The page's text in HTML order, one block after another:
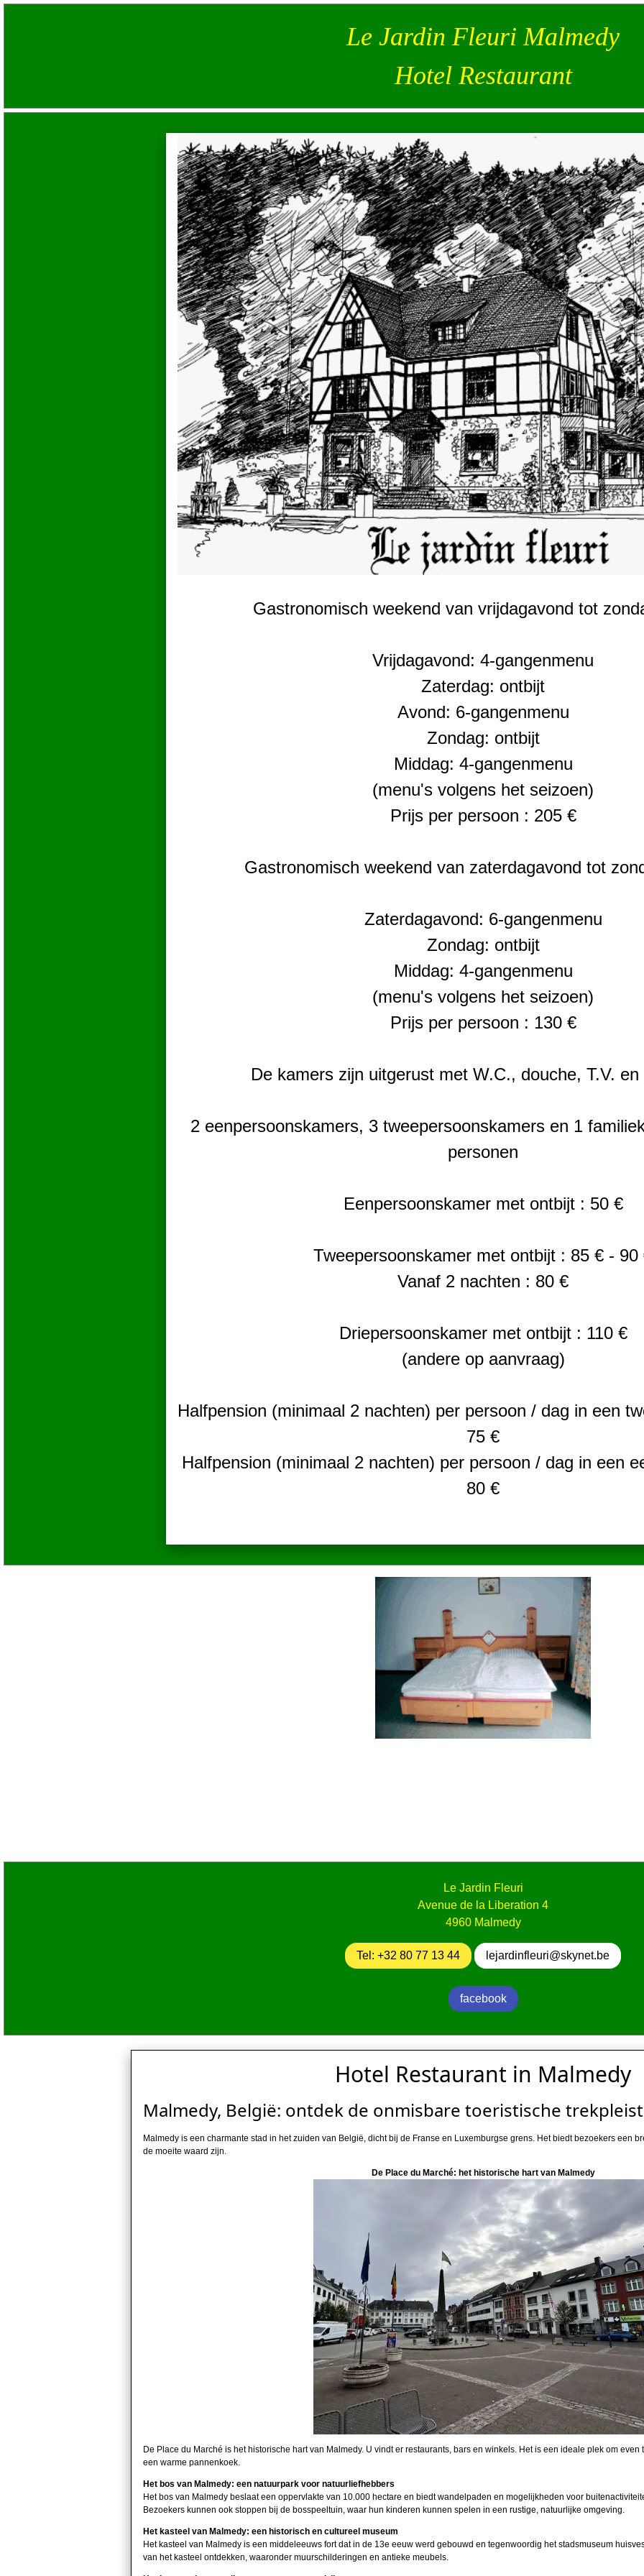
Le Jardin Fleuri Malmedy
Hotel Restaurant
Gastronomisch weekend van vrijdagavond tot
Vrijdagavond: 4-gangenmenu
Zaterdag: ontbijt
Avond: 6-gangenmenu
Zondag: ontbijt
Middag: 4-gangenmenu
(menu's volgens het seizoen)
Prijs per persoon : 205 €
Gastronomisch weekend van zaterdagavond tot
Zaterdagavond: 6-gangenmenu
Zondag: ontbijt
Middag: 4-gangenmenu
(menu's volgens het seizoen)
Prijs per persoon : 130 €
De kamers zijn uitgerust met W.C., douche, T.V.
2 eenpersoonskamers, 3 tweepersoonskamers en 1
personen
Eenpersoonskamer met ontbijt : 50 €
Tweepersoonskamer met ontbijt : 85 € - 90
Vanaf 2 nachten : 80 €
Driepersoonskamer met ontbijt : 110 €
(andere op aanvraag)
Halfpension (minimaal 2 nachten) per persoon / dag in een
75 €
Halfpension (minimaal 2 nachten) per persoon / dag in een
80 €
Le Jardin Fleuri
Avenue de la Liberation 4
4960 Malmedy
Tel: +32 80 77 13 44 lejardinfleuri@skynet.be
facebook
Hotel Restaurant in Malmedy
Malmedy, België: ontdek de onmisbare toeristische
Malmedy is een charmante stad in het zuiden van België, dicht bij de Franse en Luxemburgse grens. Het biedt bezoekers een
de moeite waard zijn.
De Place du Marché: het historische hart van Malmedy
De Place du Marché is het historische hart van Malmedy. U vindt er restaurants, bars en winkels. Het is een ideale plek om
een warme pannenkoek.
Het bos van Malmedy: een natuurpark voor natuurliefhebbers
Het bos van Malmedy beslaat een oppervlakte van 10.000 hectare en biedt wandelpaden en mogelijkheden voor
Bezoekers kunnen ook stoppen bij de bosspeeltuin, waar hun kinderen kunnen spelen in een rustige, natuurlijke omgeving.
Het kasteel van Malmedy: een historisch en cultureel museum
Het kasteel van Malmedy is een middeleeuws fort dat in de 13e eeuw werd gebouwd en tegenwoordig het stadsmuseum
van het kasteel ontdekken, waaronder muurschilderingen en antieke meubels.